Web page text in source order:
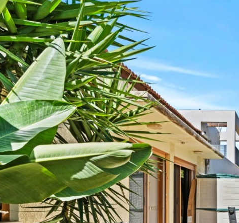
הריני נותן בזאת את הסכמתי המפורשת לקבל
מחב' אנגלו סכסון סוכנות לנכסים (ישראל 1992)
בע"מ ו/או מי מטעמה ("אנגלו סכסון") בדוא"ל,
במסרונים ובשיחת טלפון שיווקית, הצעות ודברי שיווק
ופרסומת כהגדרתם בחוק וכן, שפרטיי האישיים
יישמרו במאגריה וישמשו אותה לשליחת מידע ולקידום
פעילותיה, לרבות אך לא רק, לעריכת ניתוח מידע
ומחקר סטטיסטי.למדיניות הפרטיות של החברה.
שלח